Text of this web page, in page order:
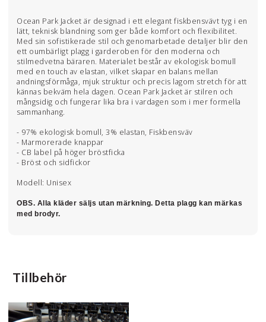
Ocean Park Jacket är designad i ett elegant fiskbensvävt tyg i en
lätt, teknisk blandning som ger både komfort och flexibilitet.
Med sin sofistikerade stil och genomarbetade detaljer blir den
ett oumbärligt plagg i garderoben för den moderna och
stilmedvetna bäraren. Materialet består av ekologisk bomull
med en touch av elastan, vilket skapar en balans mellan
andningsförmåga, mjuk struktur och precis lagom stretch för att
kännas bekväm hela dagen. Ocean Park Jacket är stilren och
mångsidig och fungerar lika bra i vardagen som i mer formella
sammanhang.
- 97% ekologisk bomull, 3% elastan, Fiskbensväv
- Marmorerade knappar
- CB label på höger bröstficka
- Bröst och sidfickor
Modell: Unisex
OBS. Alla kläder säljs utan märkning. Detta plagg kan märkas
med brodyr.
Tillbehör